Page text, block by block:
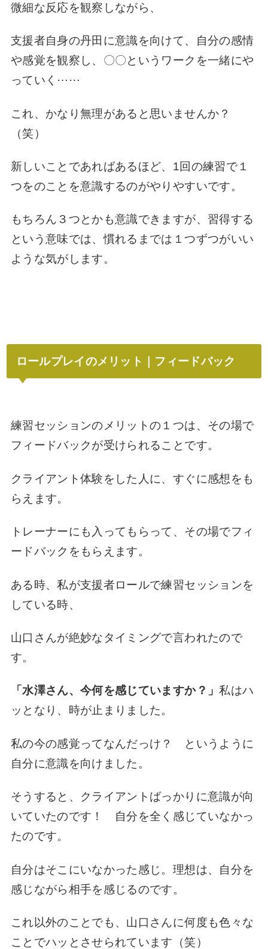
微細な反応を観察しながら、
支援者自身の丹田に意識を向けて、自分の感情
や感覚を観察し、〇〇というワークを一緒にや
っていく⋯⋯
これ、かなり無理があると思いませんか？
（笑）
新しいことであればあるほど、1回の練習で１
つをのことを意識するのがやりやすいです。
もちろん３つとかも意識できますが、習得する
という意味では、慣れるまでは１つずつがいい
ような気がします。
ロールプレイのメリット｜フィードバック
練習セッションのメリットの１つは、その場で
フィードバックが受けられることです。
クライアント体験をした人に、すぐに感想をも
らえます。
トレーナーにも入ってもらって、その場でフィ
ードバックをもらえます。
ある時、私が支援者ロールで練習セッションを
している時、
山口さんが絶妙なタイミングで言われたので
す。
「水澤さん、今何を感じていますか？」私はハ
ッとなり、時が止まりました。
私の今の感覚ってなんだっけ？ というように
自分に意識を向けました。
そうすると、クライアントばっかりに意識が向
いていたのです！ 自分を全く感じていなかっ
たのです。
自分はそこにいなかった感じ。理想は、自分を
感じながら相手を感じるのです。
これ以外のことでも、山口さんに何度も色々な
ことでハッとさせられています（笑）